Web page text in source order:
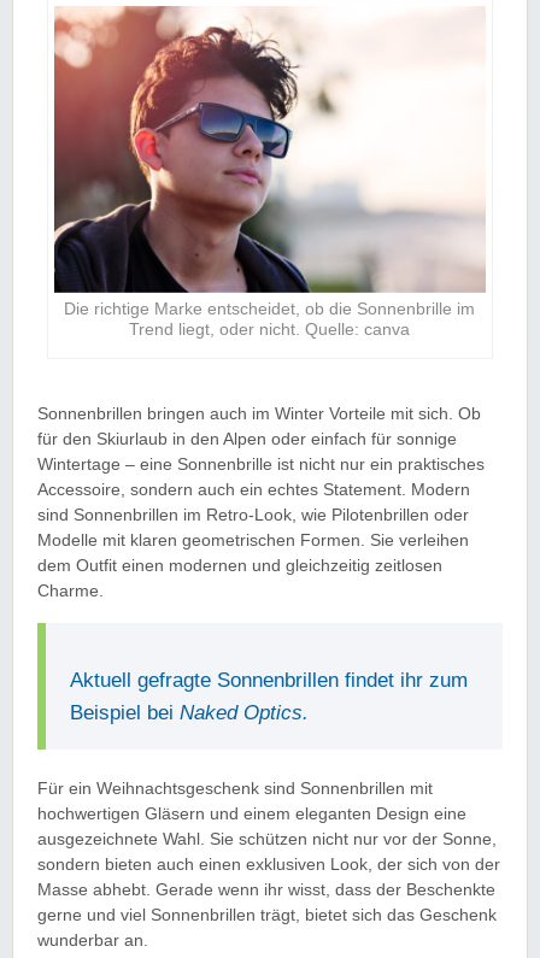
Die richtige Marke entscheidet, ob die Sonnenbrille im
Trend liegt, oder nicht. Quelle: canva
Sonnenbrillen bringen auch im Winter Vorteile mit sich. Ob
für den Skiurlaub in den Alpen oder einfach für sonnige
Wintertage – eine Sonnenbrille ist nicht nur ein praktisches
Accessoire, sondern auch ein echtes Statement. Modern
sind Sonnenbrillen im Retro-Look, wie Pilotenbrillen oder
Modelle mit klaren geometrischen Formen. Sie verleihen
dem Outfit einen modernen und gleichzeitig zeitlosen
Charme.
Aktuell gefragte Sonnenbrillen findet ihr zum
Beispiel beiNaked Optics.
Für ein Weihnachtsgeschenk sind Sonnenbrillen mit
hochwertigen Gläsern und einem eleganten Design eine
ausgezeichnete Wahl. Sie schützen nicht nur vor der Sonne,
sondern bieten auch einen exklusiven Look, der sich von der
Masse abhebt. Gerade wenn ihr wisst, dass der Beschenkte
gerne und viel Sonnenbrillen trägt, bietet sich das Geschenk
wunderbar an.